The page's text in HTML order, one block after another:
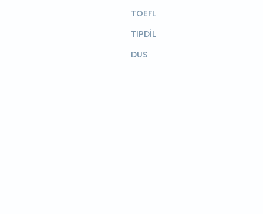
TOEFL
TIPDİL
DUS